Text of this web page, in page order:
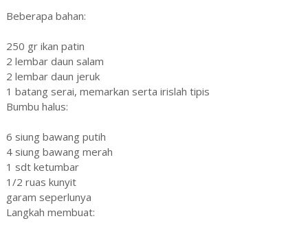
Beberapa bahan:
250 gr ikan patin
2 lembar daun salam
2 lembar daun jeruk
1 batang serai, memarkan serta irislah tipis
Bumbu halus:
6 siung bawang putih
4 siung bawang merah
1 sdt ketumbar
1/2 ruas kunyit
garam seperlunya
Langkah membuat: